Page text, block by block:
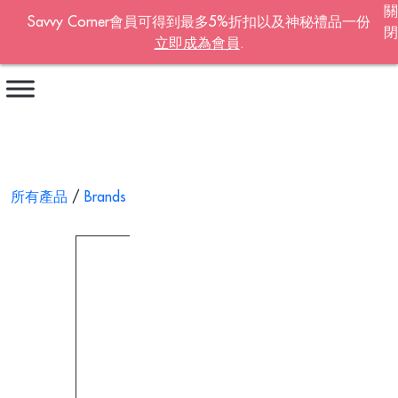
所有產品 / Brands
Become A Member!
電郵地址*
Savvy Corner會員可得到最多5%折扣以及神秘禮品一份
立即成為會員.
關
閉